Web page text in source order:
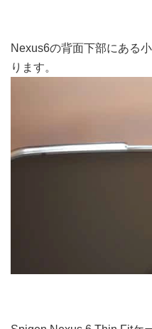
Nexus6の背面下部にある
ります。